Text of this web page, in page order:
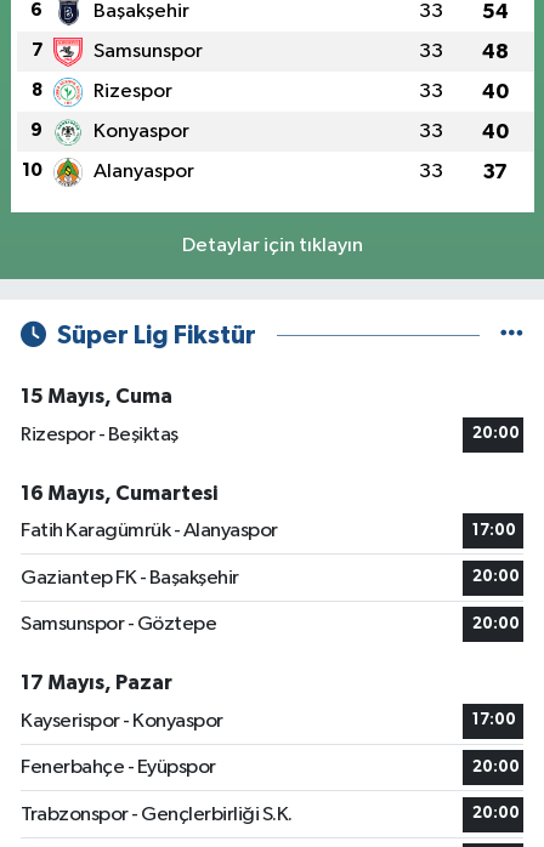
6 Başakşehir 33 54
7 Samsunspor 33 48
8 Rizespor 33 40
9 Konyaspor 33 40
10 Alanyaspor 33 37
Detaylar için tıklayın
Süper Lig Fikstür
15 Mayıs, Cuma
Rizespor - Beşiktaş
20:00
16 Mayıs, Cumartesi
Fatih Karagümrük - Alanyaspor
17:00
Gaziantep FK - Başakşehir 20:00
Samsunspor - Göztepe 20:00
17 Mayıs, Pazar
Kayserispor - Konyaspor
17:00
Fenerbahçe - Eyüpspor 20:00
Trabzonspor - Gençlerbirliği S.K. 20:00